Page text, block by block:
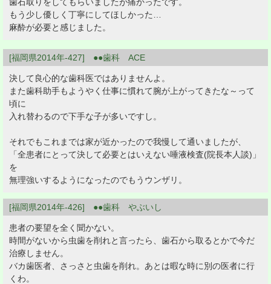
歯石取りをしてもらいましたが痛かったです。
もう少し優しく丁寧にしてほしかった…
麻酔が必要と感じました。
[福岡県2014年-427] ●●歯科 ACE
決して良心的な歯科医ではありませんよ。
また歯科助手もようやく仕事に慣れて腕が上がってきたな～って
頃に
入れ替わるので下手な子が多いですし。
それでもこれまでは家が近かったので我慢して通いましたが、
「全患者にとって決して必要とはいえない唾液検査(院長本人談)」
を
無理強いするようになったのでもうウンザリ。
[福岡県2014年-426] ●●歯科 やぶいし
患者の要望を全く聞かない。
時間がないから虫歯を削れと言ったら、歯石から取るとかで今だ
治療しません。
バカ歯医者、さっさと虫歯を削れ。あとは暇な時に別の医者に行
くわ。